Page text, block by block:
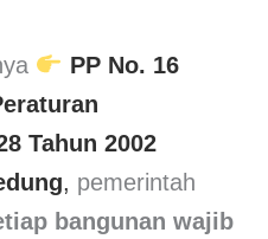
PP No. 16
Tahun 2002
, pemerintah
bangunan wajib